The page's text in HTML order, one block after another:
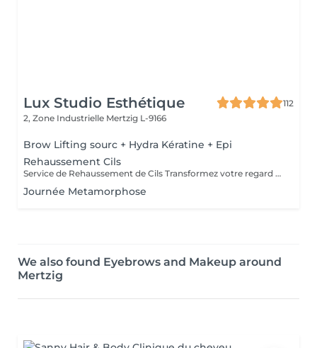
Lux Studio Esthétique
112
2, Zone Industrielle Mertzig L-9166
Brow Lifting sourc + Hydra Kératine + Epi
Rehaussement Cils
Service de Rehaussement de Cils Transformez votre regard avec notre service de rehaussement de cils, disponible avec ou sans teinture. Notre technique avancée inclut : - *Courbure Durable* : Nous sublimons vos cils naturels en leur apportant une courbure élégante et durable. - *Option avec Teinture* : Pour un effet encore plus spectaculaire, ajoutez de la couleur à vos cils, vous libérant ainsi de l'utilisation quotidienne de mascara. - *Hydratation Incluse* : Nos traitements incluent une hydratation profonde, garantissant des cils sains et forts. ### Entretien Pour maintenir l'effet souhaité et éviter d'endommager vos cils, nous recommandons de refaire le traitement toutes les 4 à 6 semaines. Ainsi, vous assurez un regard toujours éblouissant tout en préservant la santé de vos cils. Prenez rendez-vous dès aujourd'hui et sublimez la beauté naturelle de vos yeux !
Journée Metamorphose
We also found Eyebrows and Makeup around
Mertzig